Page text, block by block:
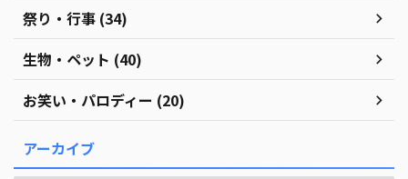
祭り・行事 (34)
生物・ペット (40)
お笑い・パロディー (20)
アーカイブ